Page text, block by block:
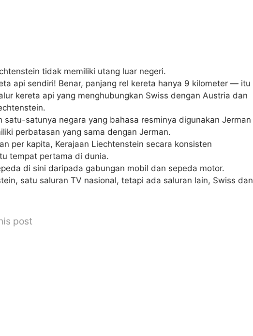
tidak memiliki utang luar negeri.
api sendiri! Benar, panjang rel kereta hanya 9 kilometer — itu
kereta api yang menghubungkan Swiss dengan Austria dan
satu-satunya negara yang bahasa resminya digunakan Jerman
perbatasan yang sama dengan Jerman.
per kapita, Kerajaan Liechtenstein secara konsisten
tempat pertama di dunia.
di sini daripada gabungan mobil dan sepeda motor.
satu saluran TV nasional, tetapi ada saluran lain, Swiss dan
post